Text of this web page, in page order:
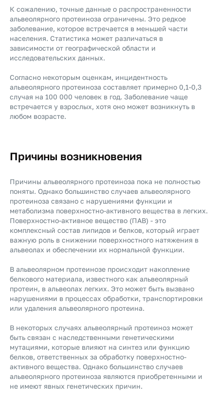
К сожалению, точные данные о распространенности
альвеолярного протеиноза ограничены. Это редкое
заболевание, которое встречается в меньшей части
населения. Статистика может различаться в
зависимости от географической области и
исследовательских данных.
Согласно некоторым оценкам, инцидентность
альвеолярного протеиноза составляет примерно 0,1-0,3
случая на 100 000 человек в год. Заболевание чаще
встречается у взрослых, хотя оно может возникнуть в
любом возрасте.
Причины возникновения
Причины альвеолярного протеиноза пока не полностью
поняты. Однако большинство случаев альвеолярного
протеиноза связано с нарушениями функции и
метаболизма поверхностно-активного вещества в легких.
Поверхностно-активное вещество (ПАВ) - это
комплексный состав липидов и белков, который играет
важную роль в снижении поверхностного натяжения в
альвеолах и обеспечении их нормальной функции.
В альвеолярном протеинозе происходит накопление
белкового материала, известного как альвеолярный
протеин, в альвеолах легких. Это может быть вызвано
нарушениями в процессах обработки, транспортировки
или удаления альвеолярного протеина.
В некоторых случаях альвеолярный протеиноз может
быть связан с наследственными генетическими
мутациями, которые влияют на синтез или функцию
белков, ответственных за обработку поверхностно-
активного вещества. Однако большинство случаев
альвеолярного протеиноза являются приобретенными и
не имеют явных генетических причин.